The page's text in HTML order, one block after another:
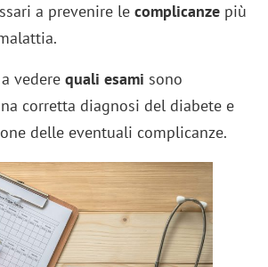
a prevenire lecomplicanze più
vederequali esami sono
corretta diagnosi del diabete e
delle eventuali complicanze.